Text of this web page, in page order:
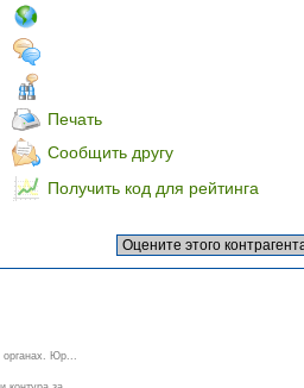
Печать
Сообщить другу
Получить код для рейтинга
органах. Юр...